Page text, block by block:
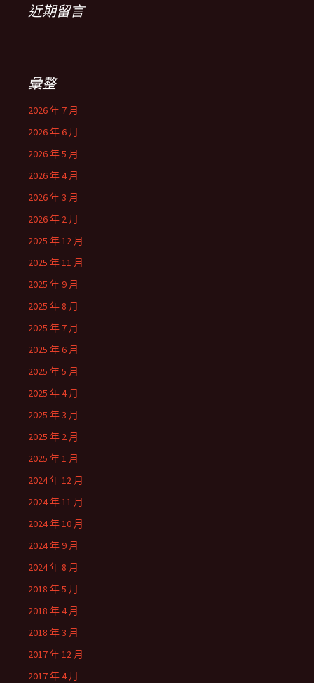
近期留言
彙整
2026 年 7 月
2026 年 6 月
2026 年 5 月
2026 年 4 月
2026 年 3 月
2026 年 2 月
2025 年 12 月
2025 年 11 月
2025 年 9 月
2025 年 8 月
2025 年 7 月
2025 年 6 月
2025 年 5 月
2025 年 4 月
2025 年 3 月
2025 年 2 月
2025 年 1 月
2024 年 12 月
2024 年 11 月
2024 年 10 月
2024 年 9 月
2024 年 8 月
2018 年 5 月
2018 年 4 月
2018 年 3 月
2017 年 12 月
2017 年 4 月